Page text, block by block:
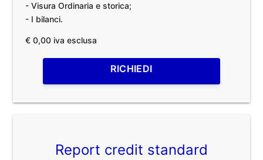
- Visura Ordinaria e storica;
- I bilanci.
€ 0,00 iva esclusa
RICHIEDI
Report credit standard